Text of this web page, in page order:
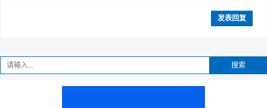
发表回复
搜索